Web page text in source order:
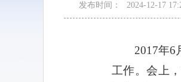
发布时间： 2024-12-17
2017年6
工作。会上